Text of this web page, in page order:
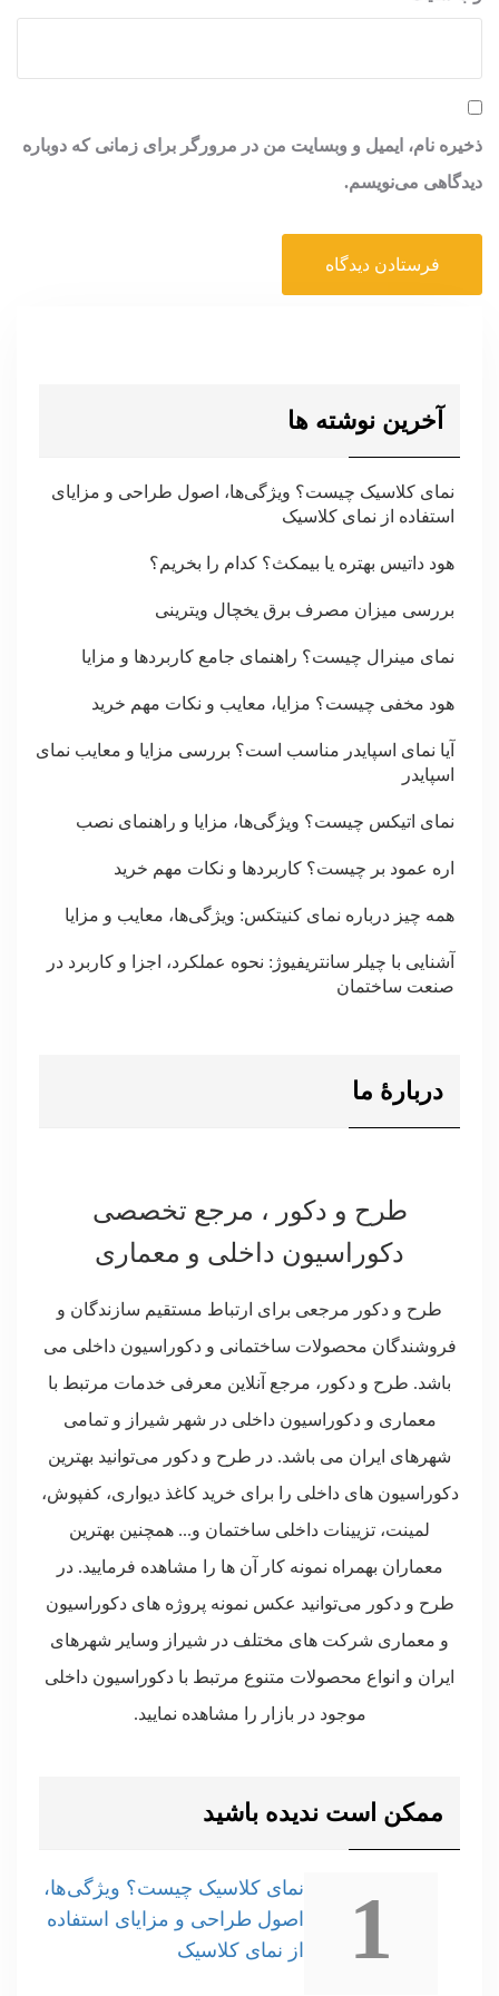
ذخیره نام، ایمیل و وبسایت من در مرورگر برای زمانی که دوباره
دیدگاهی می‌نویسم.
آخرین نوشته ها
نمای کلاسیک چیست؟ ویژگی‌ها، اصول طراحی و مزایای
استفاده از نمای کلاسیک
هود داتیس بهتره یا بیمکث؟ کدام را بخریم؟
بررسی میزان مصرف برق یخچال ویترینی
نمای مینرال چیست؟ راهنمای جامع کاربردها و مزایا
هود مخفی چیست؟ مزایا، معایب و نکات مهم خرید
آیا نمای اسپایدر مناسب است؟ بررسی مزایا و معایب نمای
اسپایدر
نمای اتیکس چیست؟ ویژگی‌ها، مزایا و راهنمای نصب
اره عمود بر چیست؟ کاربردها و نکات مهم خرید
همه چیز درباره نمای کنیتکس: ویژگی‌ها، معایب و مزایا
آشنایی با چیلر سانتریفیوژ: نحوه عملکرد، اجزا و کاربرد در
صنعت ساختمان
دربارۀ ما
طرح و دکور ، مرجع تخصصی
دکوراسیون داخلی و معماری
طرح و دکور مرجعی برای ارتباط مستقیم سازندگان و
فروشندگان محصولات ساختمانی و دکوراسیون داخلی می
باشد. طرح و دکور، مرجع آنلاین معرفی خدمات مرتبط با
معماری و دکوراسیون داخلی در شهر شیراز و تمامی
شهرهای ایران می باشد. در طرح و دکور می‌توانید بهترین
دکوراسیون های داخلی را برای خرید کاغذ دیواری، کفپوش،
لمینت، تزیینات داخلی ساختمان و... همچنین بهترین
معماران بهمراه نمونه کار آن ها را مشاهده فرمایید. در
طرح و دکور می‌توانید عکس نمونه پروژه های دکوراسیون
و معماری شرکت های مختلف در شیراز وسایر شهرهای
ایران و انواع محصولات متنوع مرتبط با دکوراسیون داخلی
موجود در بازار را مشاهده نمایید.
ممکن است ندیده باشید
1
نمای کلاسیک چیست؟ ویژگی‌ها،
اصول طراحی و مزایای استفاده
از نمای کلاسیک